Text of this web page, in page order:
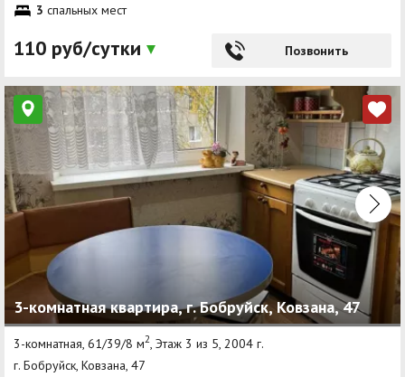
3 спальных мест
110 руб/сутки Позвонить
3-комнатная квартира, г. Бобруйск, Ковзана, 47
3-комнатная, 61/39/8 м2, Этаж 3 из 5, 2004 г.
г. Бобруйск, Ковзана, 47